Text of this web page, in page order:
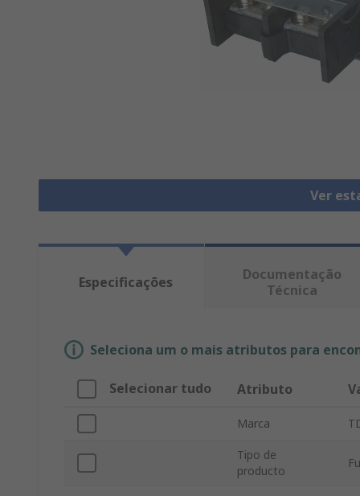
Ver
Especificações
Documentação
Técnica
Seleciona um o mais atributos para
Selecionar tudo Atributo
Marca
Tipo de
producto